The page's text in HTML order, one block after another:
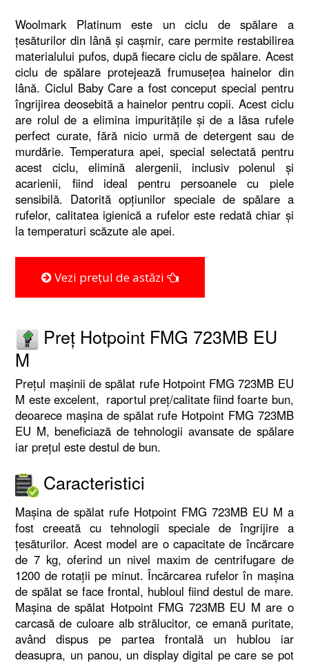
Woolmark Platinum este un ciclu de spălare a
țesăturilor din lână și cașmir, care permite restabilirea
materialului pufos, după fiecare ciclu de spălare. Acest
ciclu de spălare protejează frumusețea hainelor din
lână. Ciclul Baby Care a fost conceput special pentru
îngrijirea deosebită a hainelor pentru copii. Acest ciclu
are rolul de a elimina impuritățile și de a lăsa rufele
perfect curate, fără nicio urmă de detergent sau de
murdărie. Temperatura apei, special selectată pentru
acest ciclu, elimină alergenii, inclusiv polenul și
acarienii, fiind ideal pentru persoanele cu piele
sensibilă. Datorită opțiunilor speciale de spălare a
rufelor, calitatea igienică a rufelor este redată chiar și
la temperaturi scăzute ale apei.
Vezi prețul de astăzi
Preț Hotpoint FMG 723MB EU
M
Prețul mașinii de spălat rufe Hotpoint FMG 723MB EU
M este excelent, raportul preț/calitate fiind foarte bun,
deoarece mașina de spălat rufe Hotpoint FMG 723MB
EU M, beneficiază de tehnologii avansate de spălare
iar prețul este destul de bun.
Caracteristici
Mașina de spălat rufe Hotpoint FMG 723MB EU M a
fost creeată cu tehnologii speciale de îngrijire a
țesăturilor. Acest model are o capacitate de încărcare
de 7 kg, oferind un nivel maxim de centrifugare de
1200 de rotații pe minut. Încărcarea rufelor în mașina
de spălat se face frontal, hubloul fiind destul de mare.
Mașina de spălat Hotpoint FMG 723MB EU M are o
carcasă de culoare alb strălucitor, ce emană puritate,
având dispus pe partea frontală un hublou iar
deasupra, un panou, un display digital pe care se pot